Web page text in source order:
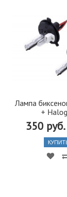
Лампа
+
350 руб.